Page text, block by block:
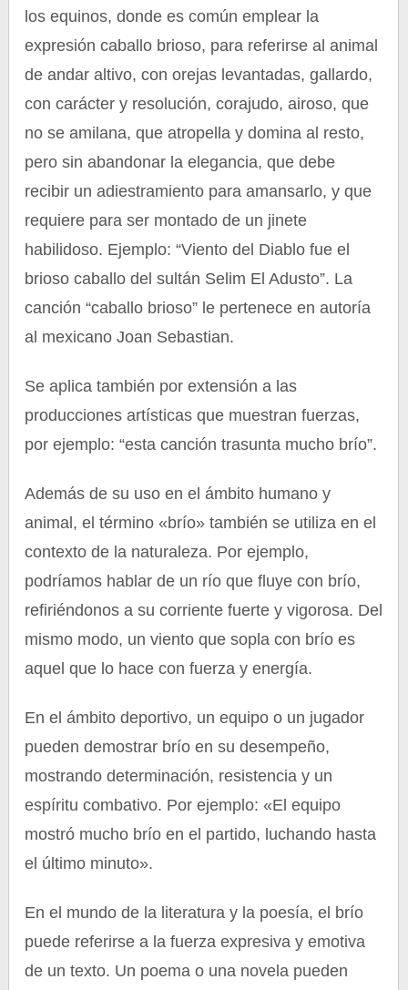
los equinos, donde es común emplear la
expresión caballo brioso, para referirse al animal
de andar altivo, con orejas levantadas, gallardo,
con carácter y resolución, corajudo, airoso, que
no se amilana, que atropella y domina al resto,
pero sin abandonar la elegancia, que debe
recibir un adiestramiento para amansarlo, y que
requiere para ser montado de un jinete
habilidoso. Ejemplo: “Viento del Diablo fue el
brioso caballo del sultán Selim El Adusto”. La
canción “caballo brioso” le pertenece en autoría
al mexicano Joan Sebastian.
Se aplica también por extensión a las
producciones artísticas que muestran fuerzas,
por ejemplo: “esta canción trasunta mucho brío”.
Además de su uso en el ámbito humano y
animal, el término «brío» también se utiliza en el
contexto de la naturaleza. Por ejemplo,
podríamos hablar de un río que fluye con brío,
refiriéndonos a su corriente fuerte y vigorosa. Del
mismo modo, un viento que sopla con brío es
aquel que lo hace con fuerza y energía.
En el ámbito deportivo, un equipo o un jugador
pueden demostrar brío en su desempeño,
mostrando determinación, resistencia y un
espíritu combativo. Por ejemplo: «El equipo
mostró mucho brío en el partido, luchando hasta
el último minuto».
En el mundo de la literatura y la poesía, el brío
puede referirse a la fuerza expresiva y emotiva
de un texto. Un poema o una novela pueden